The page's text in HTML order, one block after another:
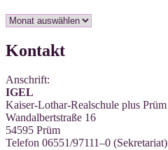
Archiv
Kontakt
Anschrift:
IGEL
Kai­ser-Lothar-Real­schu­le plus Prüm
Wan­dal­bert­stra­ße 16
54595 Prüm
Tele­fon 06551/97111–0 (Sekre­ta­ri­at)